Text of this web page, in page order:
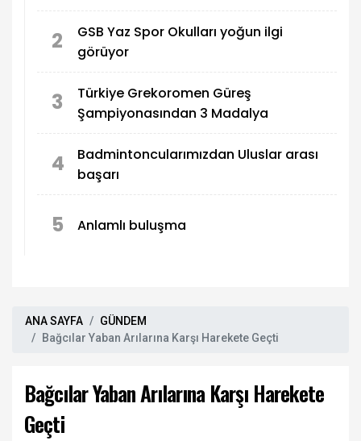
2
GSB Yaz Spor Okulları yoğun ilgi
görüyor
3
Türkiye Grekoromen Güreş
Şampiyonasından 3 Madalya
4
Badmintoncularımızdan Uluslar arası
başarı
5 Anlamlı buluşma
ANA SAYFA
GÜNDEM
Bağcılar Yaban Arılarına Karşı Harekete Geçti
Bağcılar Yaban Arılarına Karşı Harekete
Geçti